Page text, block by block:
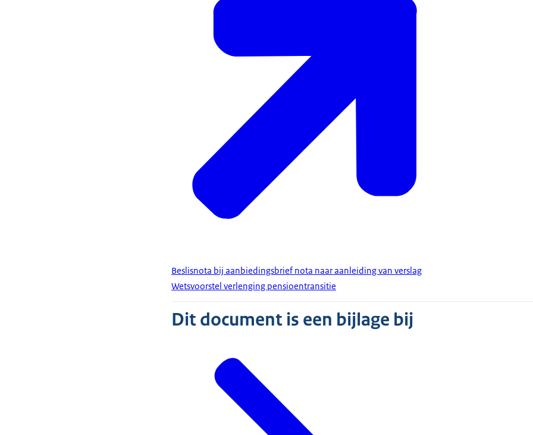
Beslisnota bij aanbiedingsbrief nota naar aanleiding van verslag
Wetsvoorstel verlenging pensioentransitie
Dit document is een bijlage bij